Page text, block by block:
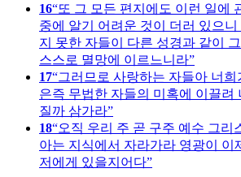
16 또 그 모든 편지에도 이런 일에
중에 알기 어려운 것이 더러 있으니
지 못한 자들이 다른 성경과 같이
스스로 멸망에 이르느니라
17 그러므로 사랑하는 자들아 너
은즉 무법한 자들의 미혹에 이끌려
질까 삼가라
18 오직 우리 주 곧 구주 예수 그리
아는 지식에서 자라가라 영광이 이
저에게 있을지어다